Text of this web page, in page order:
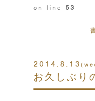
on line 53
2014.8.13
お久しぶり